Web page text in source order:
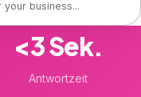
business...
<3 Sek.
Antwortzeit